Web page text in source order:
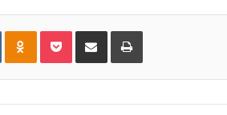
VKontakte Odnoklassniki Pocket E-Posta ile paylaş Yazdır